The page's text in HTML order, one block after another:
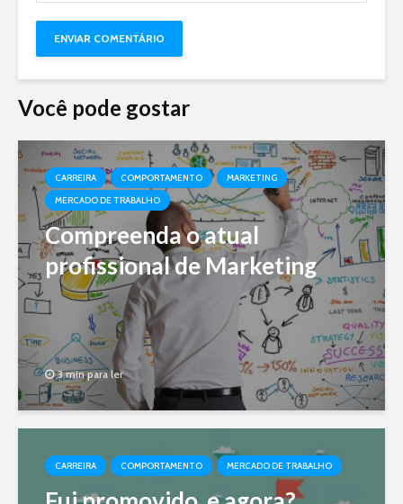
Você pode gostar
CARREIRA COMPORTAMENTO
MARKETING
MERCADO DE TRABALHO
Compreenda o atual
profissional de Marketing
3 min para ler
CARREIRA COMPORTAMENTO MERCADO DE TRABALHO